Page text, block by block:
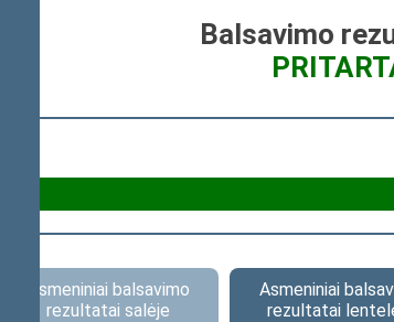
Balsavimo
Asmeniniai balsavimo
rezultatai salėje
Asmeniniai
rezultatai